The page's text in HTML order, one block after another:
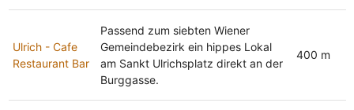
Ulrich - Cafe
Restaurant Bar
Passend zum siebten Wiener
Gemeindebezirk ein hippes Lokal
am Sankt Ulrichsplatz direkt an der
Burggasse.
400 m